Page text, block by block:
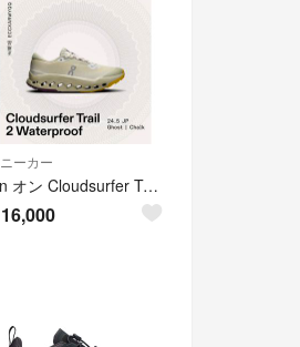
ーカー
On オン Cloudsurfer Trail 2 Waterproof
16,000